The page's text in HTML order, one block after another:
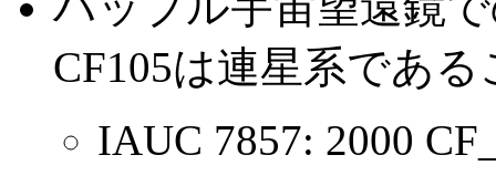
CF105は連星系であ
IAUC 7857: 2000